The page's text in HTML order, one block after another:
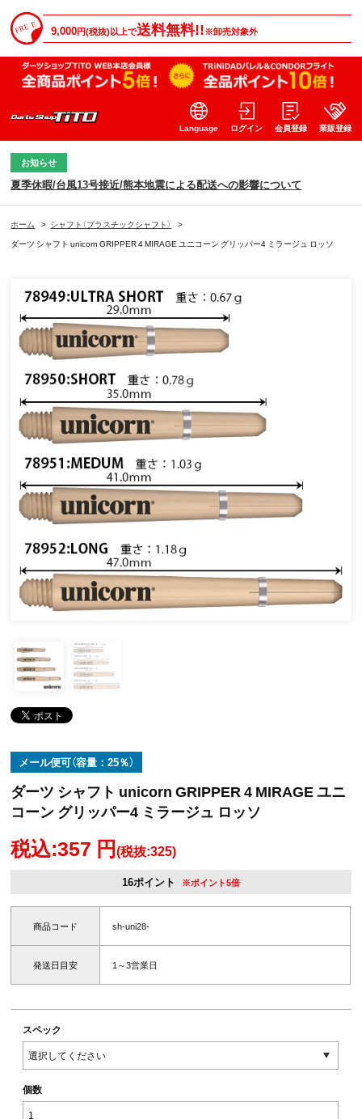
9,000円(税抜)以上で送料無料!!※卸売対象外
Language ログイン 会員登録 業販登録
お知らせ
夏季休暇/台風13号接近/熊本地震による配送への影響について
ホーム > シャフト（プラスチックシャフト）
>
ダーツ シャフト unicorn GRIPPER 4 MIRAGE ユニコーン グリッパー4 ミラージュ ロッソ
メール便可（容量：25％）
ダーツ シャフト unicorn GRIPPER 4 MIRAGE ユニ
コーン グリッパー4 ミラージュ ロッソ
税込:357 円(税抜:325)
16ポイント ※ポイント5倍
商品コード sh-uni28-
発送日目安 1～3営業日
スペック
個数